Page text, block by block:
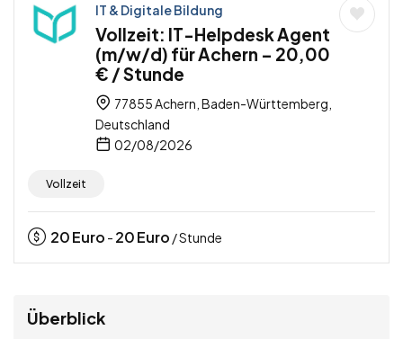
IT & Digitale Bildung
Vollzeit: IT-Helpdesk Agent
(m/w/d) für Achern – 20,00
€ / Stunde
77855 Achern, Baden-Württemberg,
Deutschland
02/08/2026
Vollzeit
20Euro - 20Euro / Stunde
Überblick